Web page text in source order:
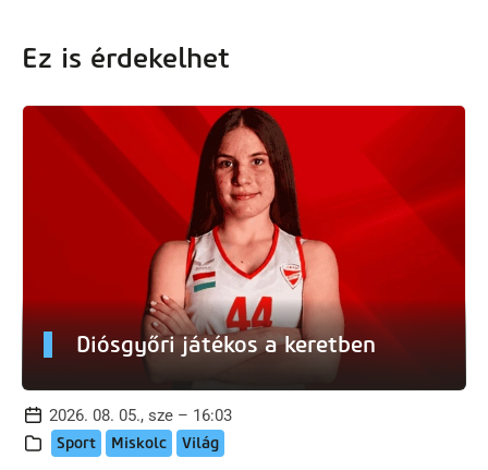
Ez is érdekelhet
Diósgyőri játékos a keretben
2026. 08. 05., sze – 16:03
Sport Miskolc Világ